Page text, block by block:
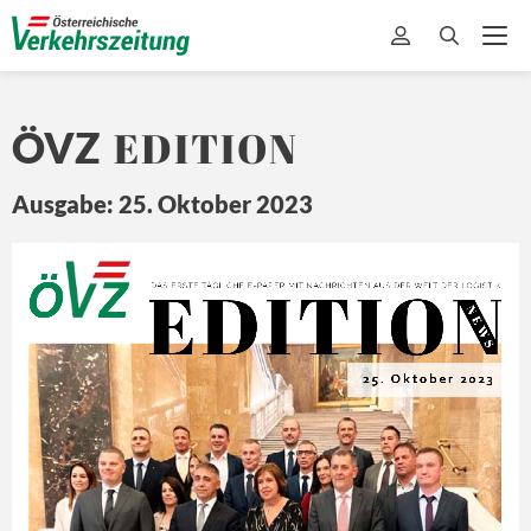
ÖVZ EDITION
Ausgabe: 25. Oktober 2023
Z
Ö
25. Oktober 2023
EDITION
DA S ERSTE TÄ GLICHE E-PAPER MIT NACHRICHTEN A US DER WELT DER L OGISTIK
N E
W S